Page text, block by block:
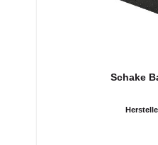
Schake